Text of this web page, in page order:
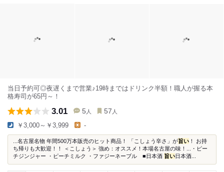
当日予約可◎夜遅くまで営業♪19時まではドリンク半額！職人が握る本
格寿司が65円～！
3.01 5 人 57 人
￥3,000～￥3,999 -
...名古屋名物 年間500万本販売のヒット商品！ 「こしょう辛さ」が旨い ！ お持
ち帰りも大歓迎！！ ＜こしょう＞ 強め：オススメ！本場名古屋の味！...・ピー
チジンジャー ・ピーチミルク ・ファジーネーブル ■日本酒 旨い日本酒...